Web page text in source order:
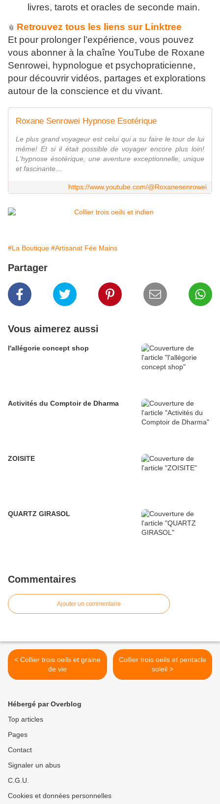
livres, tarots et oracles de seconde main.
📎 Retrouvez tous les liens sur Linktree
Et pour prolonger l’expérience, vous pouvez
vous abonner à la chaîne YouTube de Roxane
Senrowei, hypnologue et psychopraticienne,
pour découvrir vidéos, partages et explorations
autour de la conscience et du vivant.
Roxane Senrowei Hypnose Esotérique
Le plus grand voyageur est celui qui a su faire le tour de lui
même! Et si il était possible de voyager encore plus loin!
L'hypnose ésotérique, une aventure exceptionnelle, unique
et fascinante...
https://www.youtube.com/@Roxanesenrowei
#La Boutique #Artisanat Fée Mains
Partager
Vous aimerez aussi
l'allégorie concept shop
Activités du Comptoir de Dharma
ZOISITE
QUARTZ GIRASOL
Commentaires
Ajouter un commentaire
< Collier trois oeils et graine
de vie
Collier trois oeils et pentacle
soleil >
Hébergé par Overblog
Top articles
Pages
Contact
Signaler un abus
C.G.U.
Cookies et données personnelles